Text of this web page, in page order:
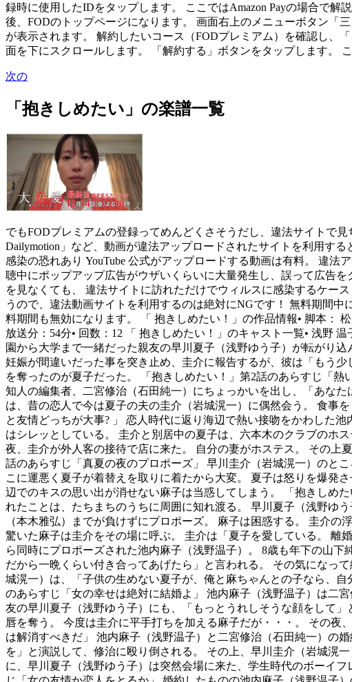
録時に使用したIDをタップします。 ここではAmazon Payの場合で
後、FODのトップページになります。 画面右上のメニューボタン「
が表示されます。 解約したいコース（FODプレミアム）を確認し、
面を下にスクロールします。 「解約する」ボタンをタップします。
次の
「抱きしめたい」の楽譜一覧
でもFODプレミアムの登録ってめんどくさそうだし、違法サイトで
Dailymotion」など、動画が違法アップロードされたサイトを利用す
感染の恐れあり YouTube 公式がアップロードする動画は有料。 違法
聴中にポップアップ広告がウザいくらいに大量発生し、誤って広告
を見なくても、 違法サイトに訪れただけでウィルスに感染するケー
うので、違法動画サイトを利用するのは絶対にNGです！ 無料期間
料期間も無効になります。 「 抱きしめたい！」の作品情報• 脚本：
放送分：54分• 回数：12 「 抱きしめたい！」のキャスト一覧• 浅野
園から大学まで一緒だった親友の早川夏子（浅野ゆう子）が転がり
妊娠が間違いだった事を突き止め、圭介に報告するが、彼は「もう
を奪ったのが夏子だった。 「抱きしめたい！」第2話のあらすじ「
知人の編集者、二宮修治（石田純一）にちょっかいを出し、「あな
は、昔の恋人で今は夏子の夫の圭介（岩城滉一）に偶然会う。 食事
と友情どっちが大事? 」 恋人時代に返り海辺で熱い接吻をかわした
はシレッとしている。 圭介と別居中の夏子は、六本木のクラブのホ
夜、圭介が外人客の接待で店に来た。 自分の妻がホステス。 その上
話のあらすじ「真夏の夜のプロポーズ」 早川圭介（岩城滉一）のと
こに運悪く夏子が着替えを取りに着たから大変。 夏子は怒りを爆発
辺でのキスの思い出が消せない麻子は当惑してしまう。 「抱きしめ
れたことは、たちまちのうちに周囲に知れ渡る。 早川夏子（浅野ゆ
（本木雅弘）までが負けずにプロポーズ。 麻子は困惑する。 圭介
驚いた麻子は圭介をその場に呼ぶ。 圭介は「夏子を愛している。 離
ら同時にプロポーズされた池内麻子（浅野温子）。 8歳も年下の山
だから一晩くらい付き合ってあげたら」と言われる。 その気になっ
城滉一）は、「子供の生めない夏子が、俺と麻ちゃんとの子なら、
のあらすじ「女の幸せは絶対に結婚よ」 池内麻子（浅野温子）は二
友の早川夏子（浅野ゆう子）にも、「もっとうれしそうな顔をして
唇を奪う。 今度は圭介に平手打ちを加える麻子だが・・・。 その
は解消すべきだ」 池内麻子（浅野温子）と二宮修治（石田純一）の
を」と演説して、修治に殴り倒される。 その上、早川圭介（岩城滉
に、早川夏子（浅野ゆう子）は突然会場に来た、学生時代のボーイ